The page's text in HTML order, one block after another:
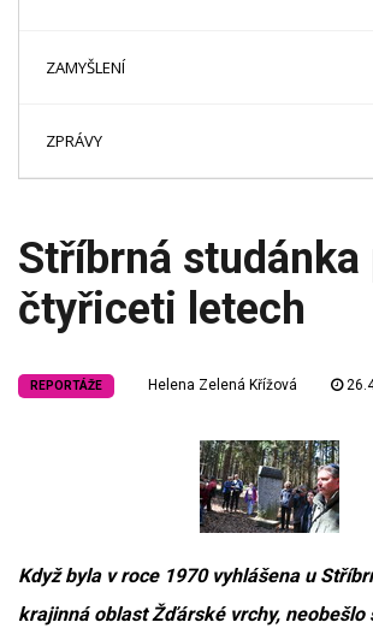
ZAMYŠLENÍ
ZPRÁVY
Stříbrná studánka
čtyřiceti letech
REPORTÁŽE Helena Zelená Křížová
Když byla v roce 1970 vyhlášena u
krajinná oblast Žďárské vrchy, neobešlo